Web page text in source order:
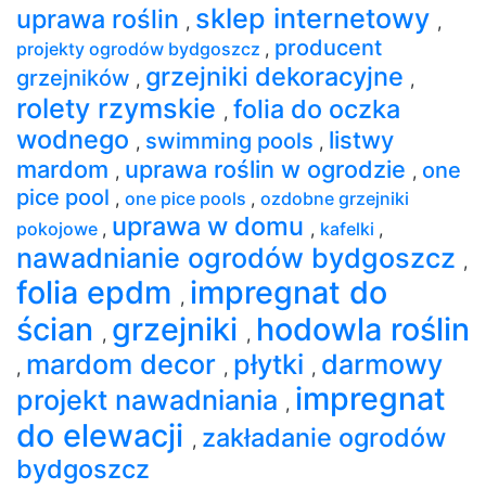
uprawa roślin , sklep internetowy ,
projekty ogrodów bydgoszcz , producent
grzejników , grzejniki dekoracyjne ,
rolety rzymskie , folia do oczka
wodnego , swimming pools , listwy
mardom , uprawa roślin w ogrodzie , one
pice pool , one pice pools , ozdobne grzejniki
pokojowe , uprawa w domu , kafelki ,
nawadnianie ogrodów bydgoszcz ,
folia epdm , impregnat do
ścian , grzejniki , hodowla roślin
, mardom decor , płytki , darmowy
projekt nawadniania , impregnat
do elewacji , zakładanie ogrodów
bydgoszcz